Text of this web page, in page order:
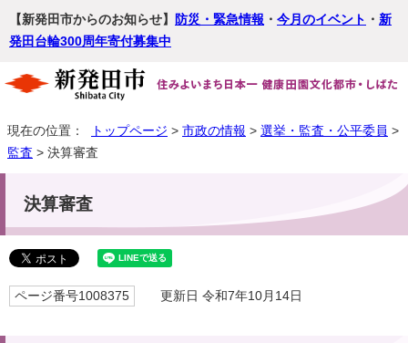
【新発田市からのお知らせ】 防災・緊急情報 ・ 今月のイベント ・ 新
発田台輪300周年寄付募集中
現在の位置： トップページ > 市政の情報 > 選挙・監査・公平委員 >
監査 > 決算審査
決算審査
ページ番号1008375 更新日 令和7年10月14日